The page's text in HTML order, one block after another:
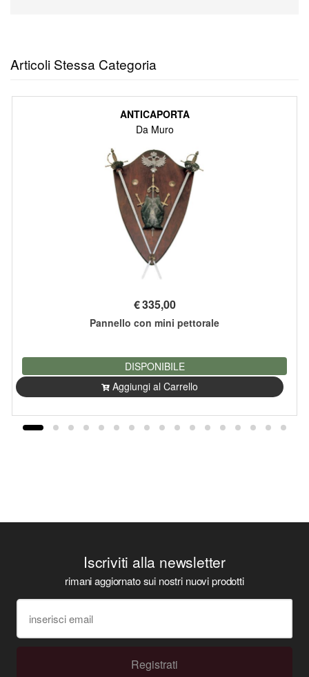
Articoli Stessa Categoria
ANTICAPORTA
Da Muro
€335,00
Pannello con mini pettorale
DISPONIBILE
Aggiungi al Carrello
Iscriviti alla newsletter
rimani aggiornato sui nostri nuovi prodotti
Registrati